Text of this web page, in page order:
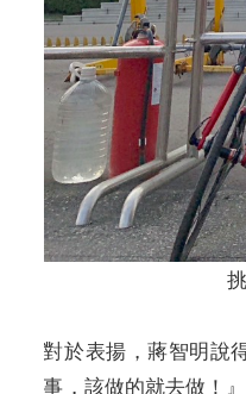
對於表揚，蔣智明說
事，該做的就去做！